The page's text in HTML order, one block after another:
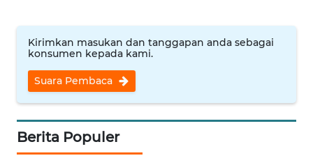
Kirimkan masukan dan tanggapan anda sebagai
konsumen kepada kami.
Suara Pembaca
Berita Populer
BARAT
WN
RIAU
SERAMBI